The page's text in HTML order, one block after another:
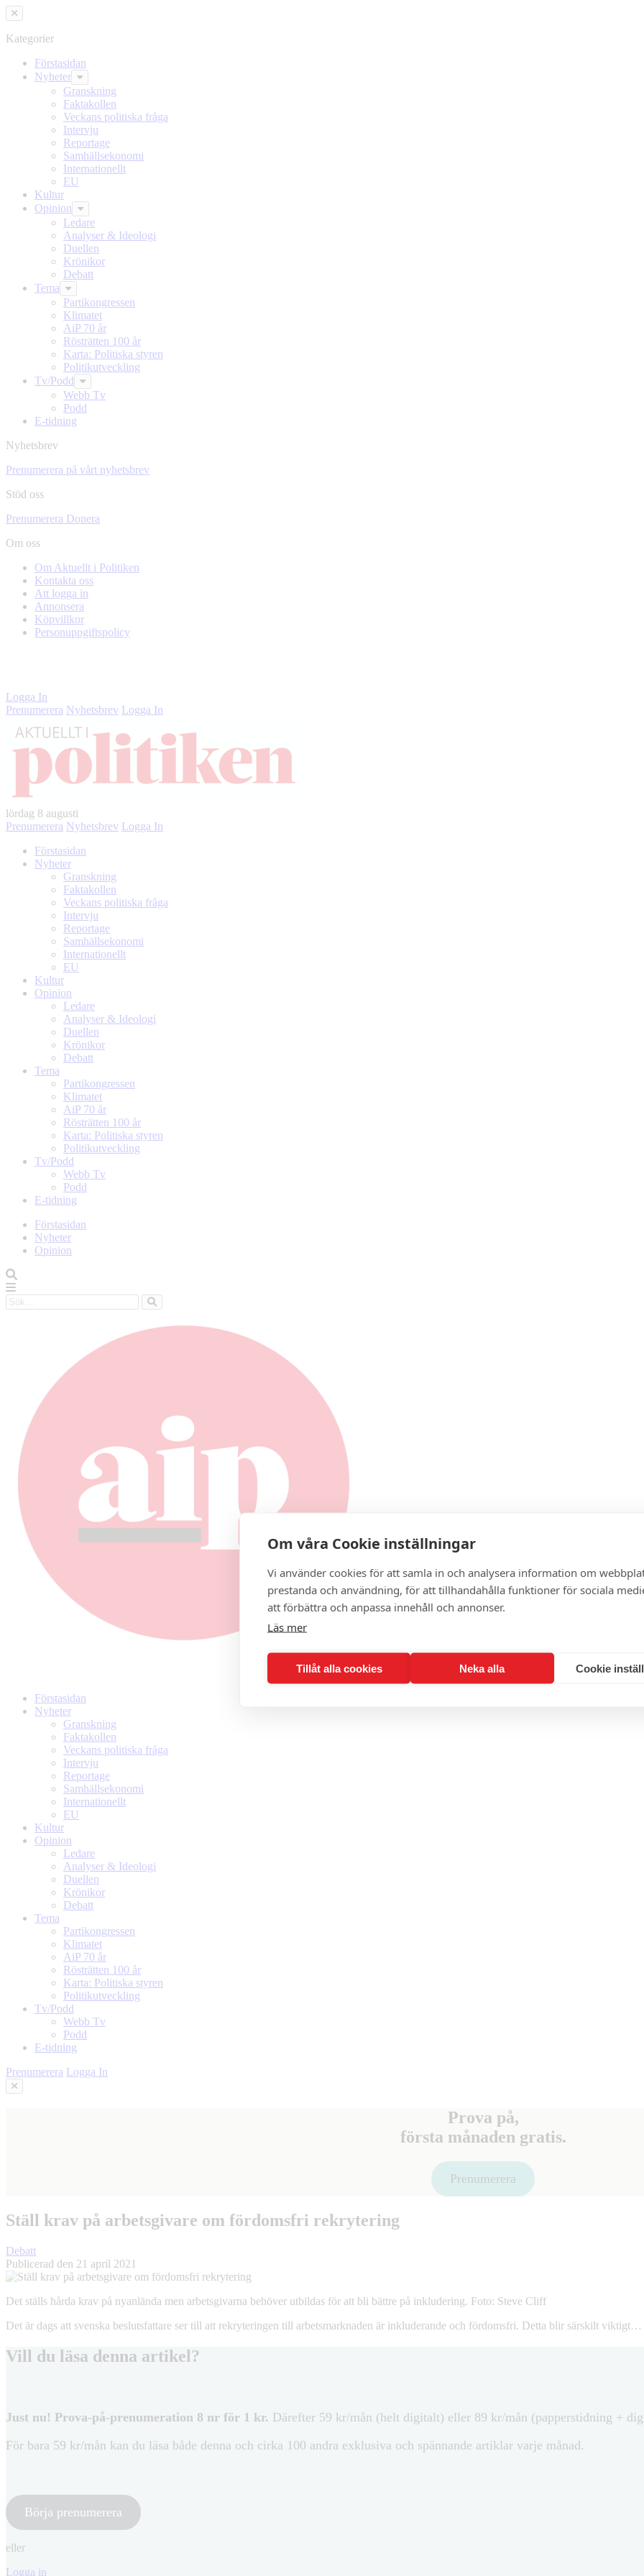
Om våra Cookie inställningar
Vi använder cookies för att samla in och analysera information om
prestanda och användning, för att tillhandahålla funktioner för sociala
att förbättra och anpassa innehåll och annonser.
Läs mer
Tillåt alla cookies Neka alla Cookie
Hoppa
till
innehållet
Hoppa
till
headern
Kategorier
Förstasidan
Nyheter
Granskning
Faktakollen
Veckans politiska fråga
Intervju
Reportage
Samhällsekonomi
Internationellt
EU
Kultur
Opinion
Ledare
Analyser & Ideologi
Duellen
Krönikor
Debatt
Tema
Partikongressen
Klimatet
AiP 70 år
Rösträtten 100 år
Karta: Politiska styren
Politikutveckling
Tv/Podd
Webb Tv
Podd
E-tidning
Nyhetsbrev
Prenumerera på vårt nyhetsbrev
Stöd oss
Prenumerera Donera
Om oss
Om Aktuellt i Politiken
Kontakta oss
Att logga in
Annonsera
Köpvillkor
Personuppgiftspolicy
Logga In
Prenumerera Nyhetsbrev Logga In
lördag 8 augusti
Prenumerera Nyhetsbrev Logga In
Förstasidan
Nyheter
Granskning
Faktakollen
Veckans politiska fråga
Intervju
Reportage
Samhällsekonomi
Internationellt
EU
Kultur
Opinion
Ledare
Analyser & Ideologi
Duellen
Krönikor
Debatt
Tema
Partikongressen
Klimatet
AiP 70 år
Rösträtten 100 år
Karta: Politiska styren
Politikutveckling
Tv/Podd
Webb Tv
Podd
E-tidning
Förstasidan
Nyheter
Opinion
Sök
Förstasidan
Nyheter
Granskning
Faktakollen
Veckans politiska fråga
Intervju
Reportage
Samhällsekonomi
Internationellt
EU
Kultur
Opinion
Ledare
Analyser & Ideologi
Duellen
Krönikor
Debatt
Tema
Partikongressen
Klimatet
AiP 70 år
Rösträtten 100 år
Karta: Politiska styren
Politikutveckling
Tv/Podd
Webb Tv
Podd
E-tidning
Prenumerera Logga In
Prova på,
första månaden gratis.
Prenumerera
Ställ krav på arbetsgivare om fördomsfri rekrytering
Debatt
Publicerad den 21 april 2021
Det ställs hårda krav på nyanlända men arbetsgivarna behöver utbildas för att bli bättre på inkludering. Foto: Steve Cliff
Det är dags att svenska beslutsfattare ser till att rekryteringen till arbetsmarknaden är inkluderande och fördomsfri. Detta blir särskilt viktigt…
Vill du läsa denna artikel?
Just nu! Prova-på-prenumeration 8 nr för 1 kr. Därefter 59 kr/mån (helt digitalt) eller 89 kr/mån (papperstidning +
För bara 59 kr/mån kan du läsa både denna och cirka 100 andra exklusiva och spännande artiklar varje månad.
Börja prenumerera
eller
Logga in